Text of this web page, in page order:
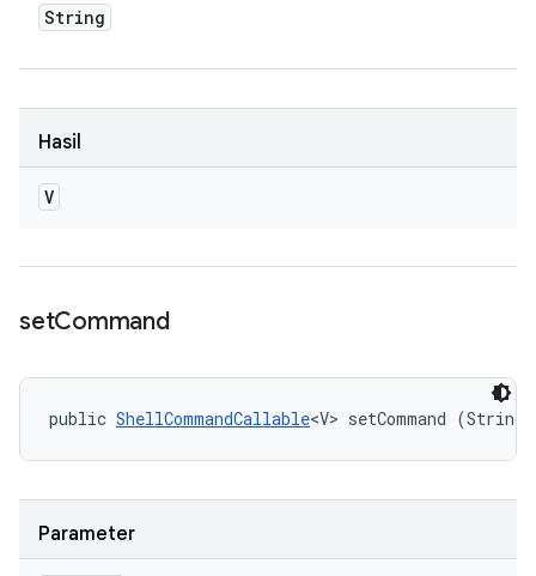
String
Hasil
V
setCommand
public ShellCommandCallable<V> setCommand (String
Parameter